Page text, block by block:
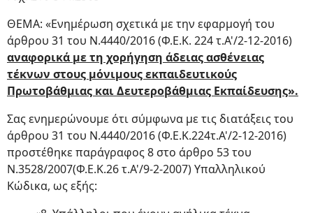
ΘΕΜΑ: «Ενημέρωση σχετικά με την εφαρμογή του
άρθρου 31 του Ν.4440/2016 (Φ.Ε.Κ. 224 τ.Α'/2-12-2016)
αναφορικά με τη χορήγηση άδειας ασθένειας
τέκνων στους μόνιμους εκπαιδευτικούς
Πρωτοβάθμιας και Δευτεροβάθμιας Εκπαίδευσης».
Σας ενημερώνουμε ότι σύμφωνα με τις διατάξεις του
άρθρου 31 του Ν.4440/2016 (Φ.Ε.Κ.224τ.Α'/2-12-2016)
προστέθηκε παράγραφος 8 στο άρθρο 53 του
Ν.3528/2007(Φ.Ε.Κ.26 τ.Α'/9-2-2007) Υπαλληλικού
Κώδικα, ως εξής: